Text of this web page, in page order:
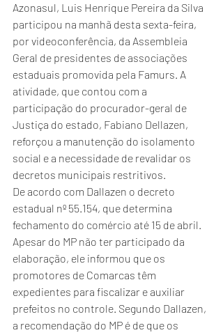
Azonasul, Luis Henrique Pereira da Silva
participou na manhã desta sexta-feira,
por videoconferência, da Assembleia
Geral de presidentes de associações
estaduais promovida pela Famurs. A
atividade, que contou com a
participação do procurador-geral de
Justiça do estado, Fabiano Dellazen,
reforçou a manutenção do isolamento
social e a necessidade de revalidar os
decretos municipais restritivos.
De acordo com Dallazen o decreto
estadual nº 55.154, que determina
fechamento do comércio até 15 de abril.
Apesar do MP não ter participado da
elaboração, ele informou que os
promotores de Comarcas têm
expedientes para fiscalizar e auxiliar
prefeitos no controle. Segundo Dallazen,
a recomendação do MP é de que os